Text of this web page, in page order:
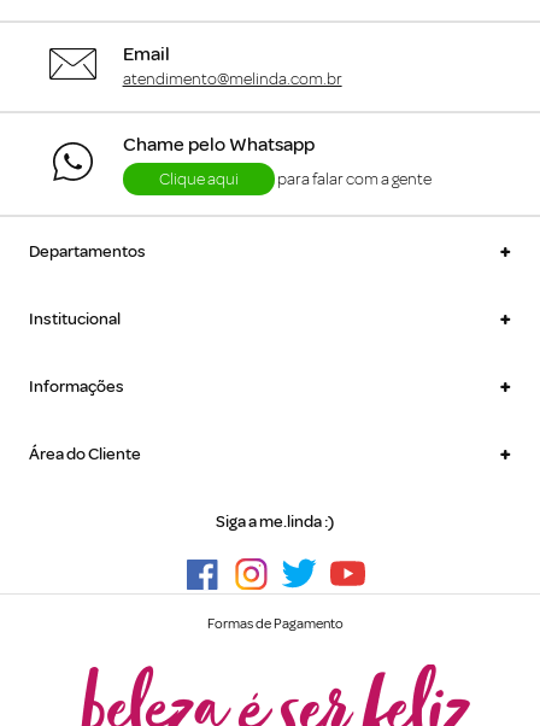
Email
atendimento@melinda.com.br
Chame pelo Whatsapp
Clique aqui para falar com a gente
Departamentos +
Institucional +
Informações +
Área do Cliente +
Siga a me.linda :)
Formas de Pagamento